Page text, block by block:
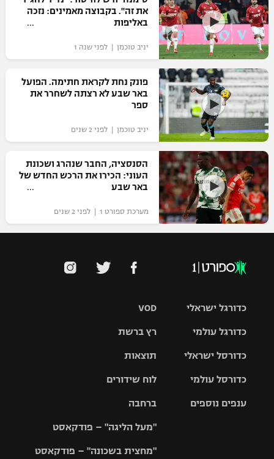
את זה". בקבוצה מאמינים: נזכה
באליפות
יניב טוכמן | לפני שנה 1
פונק נחת לקראת חתימה. הפועל
באר שבע לא רצתה לשחרר את
ספר
יניב טוכמן | לפני 2 שנים
הסנסציה, החבר שנהרג ושכונת
העוני: הכירו את הרכש החדש של
באר שבע
מערכת ספורט 1 | לפני 2 שנים
VOD
רץ ברשת
תוצאות
לוח שידורים
ברחבה
"מעל הליגה" – פודקאסט
"מחצית בשכונה" – פודקאסט
כדורגל ישראלי
גביע הטוטו
כדורגל עולמי
האלופות
ליגה
כדורסל ישראלי
סל
כדורסל עולמי
ענפים נוספים